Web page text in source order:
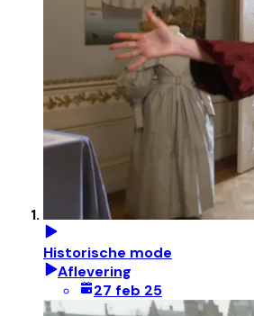
Historische mode
Aflevering
27 feb 25